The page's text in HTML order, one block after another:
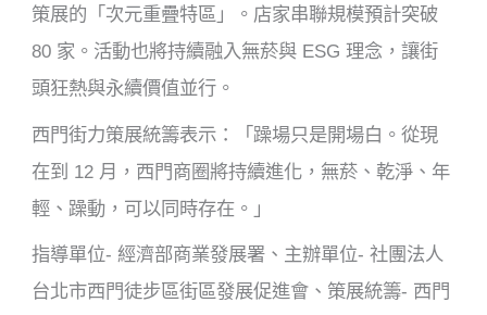
策展的「次元重疊特區」。店家串聯規模預計突破
80 家。活動也將持續融入無菸與 ESG 理念，讓街
頭狂熱與永續價值並行。
西門街力策展統籌表示：「躁場只是開場白。從現
在到 12 月，西門商圈將持續進化，無菸、乾淨、年
輕、躁動，可以同時存在。」
指導單位- 經濟部商業發展署、主辦單位- 社團法人
台北市西門徒步區街區發展促進會、策展統籌- 西門